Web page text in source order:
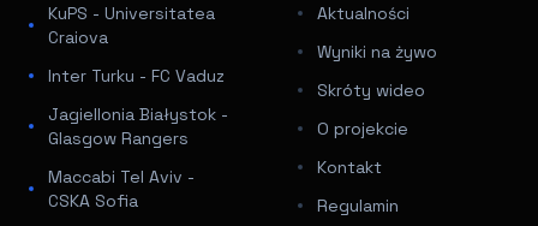
KuPS - Universitatea
Craiova
Inter Turku - FC Vaduz
Jagiellonia Białystok -
Glasgow Rangers
Maccabi Tel Aviv -
CSKA Sofia
Aktualności
Wyniki na żywo
Skróty wideo
O projekcie
Kontakt
Regulamin